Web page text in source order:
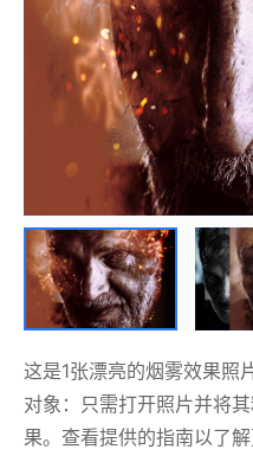
这是1张漂亮的烟雾效果照
对象：只需打开照片并将
果。查看提供的指南以了